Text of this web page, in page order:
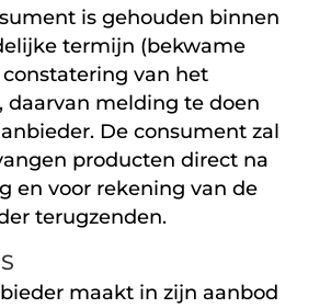
is gehouden binnen
termijn (bekwame
van het
daarvan melding te doen
De consument zal
producten direct na
en voor rekening van de
terugzenden.
maakt in zijn aanbod